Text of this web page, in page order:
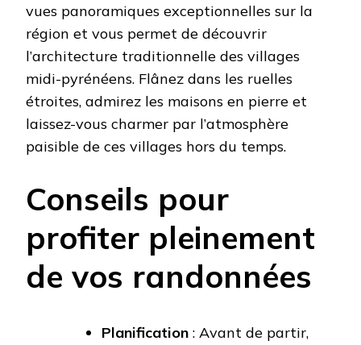
vues panoramiques exceptionnelles sur la
région et vous permet de découvrir
l’architecture traditionnelle des villages
midi-pyrénéens. Flânez dans les ruelles
étroites, admirez les maisons en pierre et
laissez-vous charmer par l’atmosphère
paisible de ces villages hors du temps.
Conseils pour
profiter pleinement
de vos randonnées
Planification : Avant de partir,